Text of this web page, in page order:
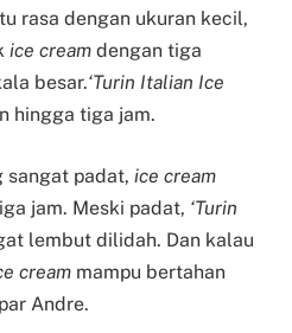
rasa dengan ukuran kecil,
ice cream dengan tiga
besar.‘Turin Italian Ice
hingga tiga jam.
sangat padat, ice cream
jam. Meski padat, ‘Turin
lembut dilidah. Dan kalau
cream mampu bertahan
Andre.